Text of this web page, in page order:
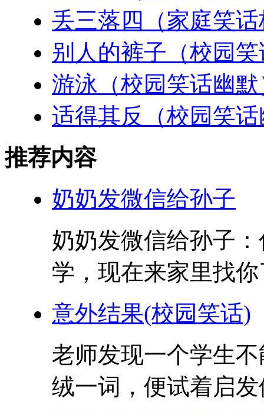
丢三落四（家庭笑
别人的裤子（校园
游泳（校园笑话幽默
适得其反（校园笑
推荐内容
奶奶发微信给孙子
奶奶发微信给孙子
学，现在来家里找
意外结果(校园笑话)
老师发现一个学生
绒一词，便试着启